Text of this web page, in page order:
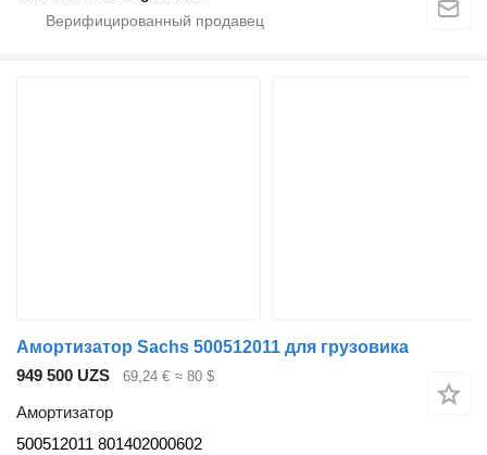
Амортизатор Sachs 500512011 для грузовика
949 500 UZS
69,24 € ≈ 80 $
Амортизатор
500512011 801402000602